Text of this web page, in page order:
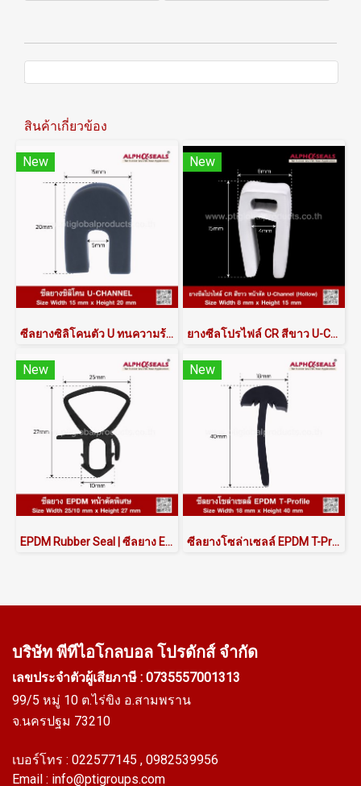
สินค้าเกี่ยวข้อง
New
ซีลยางซิลิโคนตัว U ทนความร้อน ASUQSDG6015X20 | AlphaSeals®
New
ยางซีลโปรไฟล์ CR สีขาว U-Channel ร่อง 4 mm รหัส ASRSCRW608X15 | AlphaSeals®
New
EPDM Rubber Seal | ซีลยาง EPDM สั่งผลิตตามแบบ รหัส ASRSEPB6025X27
New
ซีลยางโซล่าเซลล์ EPDM T-Profile 18x40 mm กันน้ำ Solar Rooftop | AlphaSeals®
บริษัท พีทีไอโกลบอล โปรดักส์ จำกัด
เลขประจำตัวผู้เสียภาษี : 0735557001313
99/5 หมู่ 10 ต.ไร่ขิง อ.สามพราน
จ.นครปฐม 73210
เบอร์โทร : 022577145 , 0982539956
Email : info@ptigroups.com